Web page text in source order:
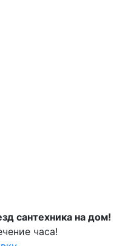
сантехника на дом!
часа!